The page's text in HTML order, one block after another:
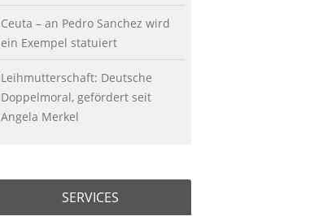
Ceuta – an Pedro Sanchez wird
ein Exempel statuiert
Leihmutterschaft: Deutsche
Doppelmoral, gefördert seit
Angela Merkel
SERVICES